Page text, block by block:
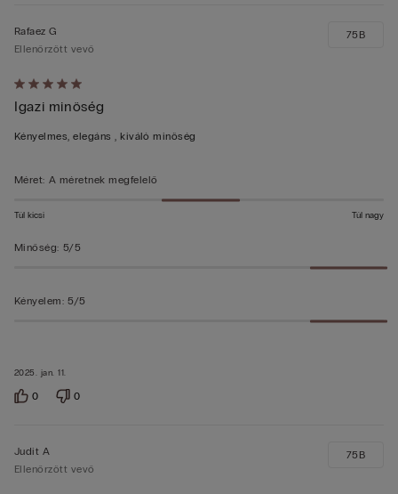
Értékelés:
5/5
2025. jan. 11.
Rafaez G
Ellenőrzött vevő
Igazi minöség
Kényelmes, elegáns , kiváló minöség
75B
Méret: A méretnek megfelelő
Túl kicsi Túl nagy
Minőség: 5/5
Kényelem: 5/5
0 0
Judit A
Ellenőrzött vevő
75B